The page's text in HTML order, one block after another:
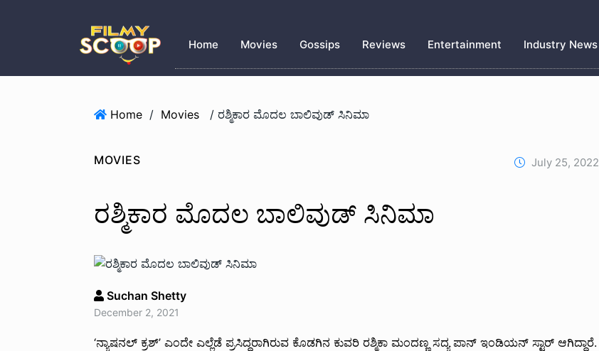
Home Movies Gossips Reviews Entertainment Industry News
Home / Movies / ರಶ್ಮಿಕಾರ ಮೊದಲ ಬಾಲಿವುಡ್ ಸಿನಿಮಾ
MOVIES July 25, 2022
ರಶ್ಮಿಕಾರ ಮೊದಲ ಬಾಲಿವುಡ್ ಸಿನಿಮಾ
Suchan Shetty
December 2, 2021
‘ನ್ಯಾಷನಲ್ ಕ್ರಶ್’ ಎಂದೇ ಎಲ್ಲೆಡೆ ಪ್ರಸಿದ್ದರಾಗಿರುವ ಕೊಡಗಿನ ಕುವರಿ ರಶ್ಮಿಕಾ ಮಂದಣ್ಣ ಸದ್ಯ ಪಾನ್ ಇಂಡಿಯನ್ ಸ್ಟಾರ್ ಆಗಿದ್ದಾರೆ.